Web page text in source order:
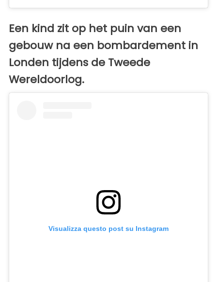
Een kind zit op het puin van een
gebouw na een bombardement in
Londen tijdens de Tweede
Wereldoorlog.
Visualizza questo post su Instagram